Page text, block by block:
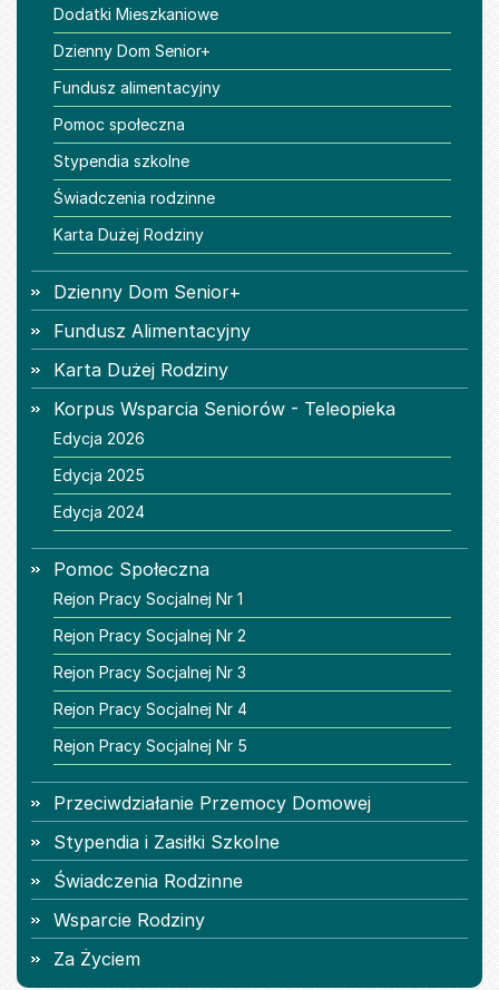
Dodatki Mieszkaniowe
Dzienny Dom Senior+
Fundusz alimentacyjny
Pomoc społeczna
Stypendia szkolne
Świadczenia rodzinne
Karta Dużej Rodziny
Dzienny Dom Senior+
Fundusz Alimentacyjny
Karta Dużej Rodziny
Korpus Wsparcia Seniorów - Teleopieka
Edycja 2026
Edycja 2025
Edycja 2024
Pomoc Społeczna
Rejon Pracy Socjalnej Nr 1
Rejon Pracy Socjalnej Nr 2
Rejon Pracy Socjalnej Nr 3
Rejon Pracy Socjalnej Nr 4
Rejon Pracy Socjalnej Nr 5
Przeciwdziałanie Przemocy Domowej
Stypendia i Zasiłki Szkolne
Świadczenia Rodzinne
Wsparcie Rodziny
Za Życiem